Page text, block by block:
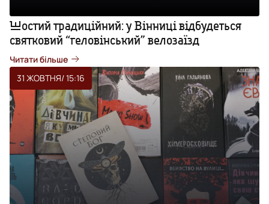
Шостий традиційний: у Вінниці відбудеться
святковий “геловінський” велозаїзд
Читати більше
31 ЖОВТНЯ/ 15:16